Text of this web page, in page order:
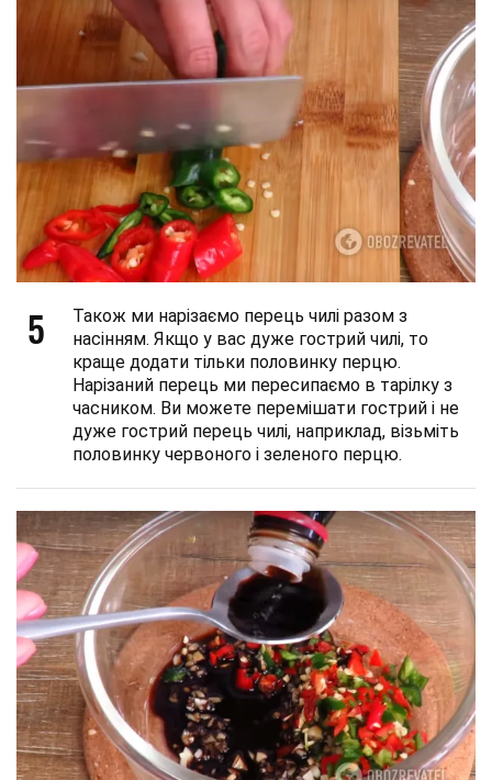
5
Також ми нарізаємо перець чилі разом з
насінням. Якщо у вас дуже гострий чилі, то
краще додати тільки половинку перцю.
Нарізаний перець ми пересипаємо в тарілку з
часником. Ви можете перемішати гострий і не
дуже гострий перець чилі, наприклад, візьміть
половинку червоного і зеленого перцю.